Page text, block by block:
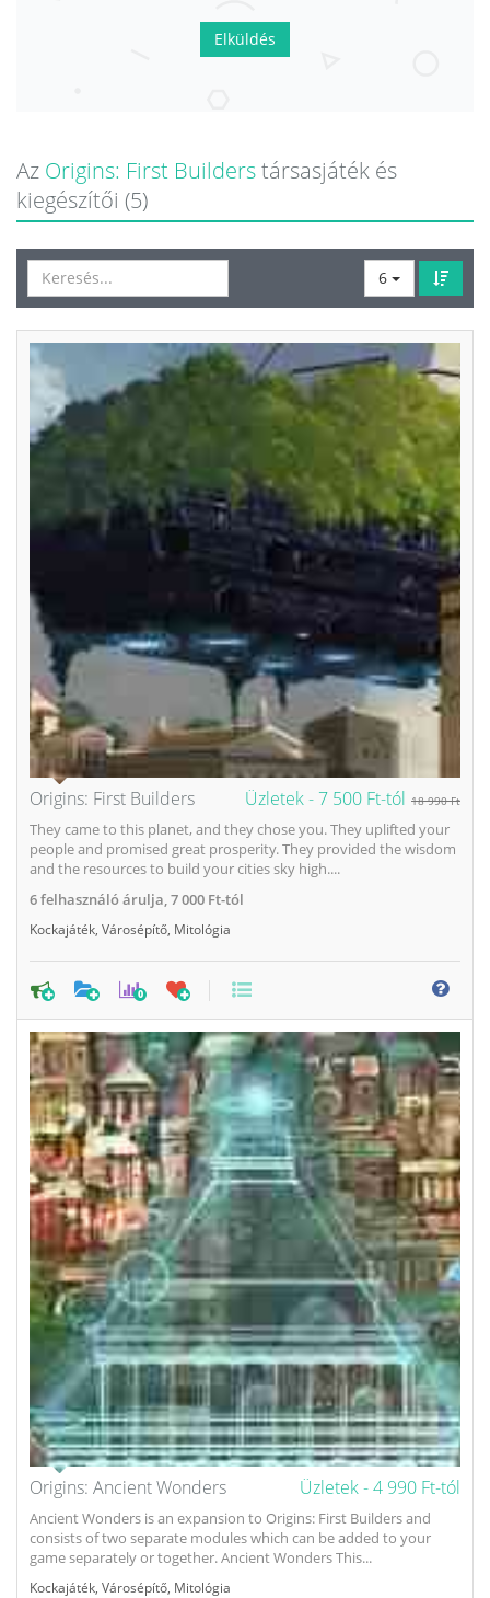
Elküldés
Az Origins: First Builderstársasjáték és
kiegészítői (5)
6
Üzletek -7 500 Ft-tól 18 990 Ft
Origins: First Builders
They came to this planet, and they chose you. They uplifted your
people and promised great prosperity. They provided the wisdom
and the resources to build your cities sky high....
6felhasználó árulja,7 000 Ft-tól
Kockajáték Városépítő Mitológia
0
Üzletek -4 990 Ft-tól
Origins: Ancient Wonders
Ancient Wonders is an expansion to Origins: First Builders and
consists of two separate modules which can be added to your
game separately or together. Ancient Wonders This...
Kockajáték Városépítő Mitológia